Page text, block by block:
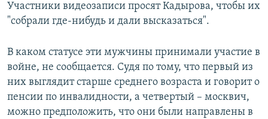
Участники видеозаписи просят Кадырова, чтобы их
"собрали где-нибудь и дали высказаться".
В каком статусе эти мужчины принимали участие в
войне, не сообщается. Судя по тому, что первый из
них выглядит старше среднего возраста и говорит о
пенсии по инвалидности, а четвертый – москвич,
можно предположить, что они были направлены в